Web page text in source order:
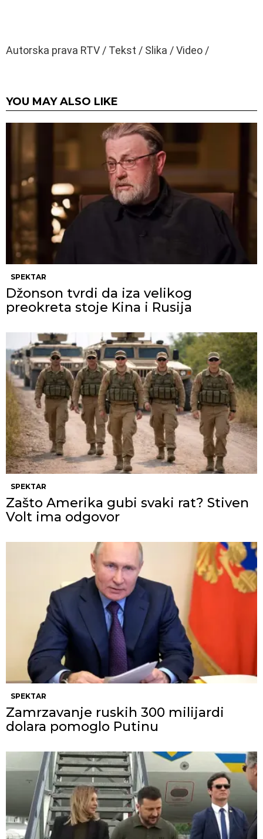
Autorska prava RTV / Tekst / Slika / Video /
YOU MAY ALSO LIKE
SPEKTAR
Džonson tvrdi da iza velikog
preokreta stoje Kina i Rusija
SPEKTAR
Zašto Amerika gubi svaki rat? Stiven
Volt ima odgovor
SPEKTAR
Zamrzavanje ruskih 300 milijardi
dolara pomoglo Putinu